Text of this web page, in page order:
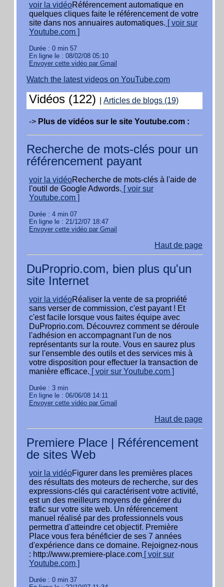
voir la vidéoRéférencement automatique en
quelques cliques faite le référencement de votre
site dans nos annuaires automatiques. [ voir sur
Youtube.com ]
Durée : 0 min 57
En ligne le : 08/02/08 05:10
Envoyer cette vidéo par Gmail
Watch the latest videos on YouTube.com
Vidéos (122) Articles de blogs (19)
-> Plus de vidéos sur le site Youtube.com :
Recherche de mots-clés pour un
référencement payant
voir la vidéoRecherche de mots-clés à l'aide de
l'outil de Google Adwords. [ voir sur
Youtube.com ]
Durée : 4 min 07
En ligne le : 21/12/07 18:47
Envoyer cette vidéo par Gmail
Haut de page
DuProprio.com, bien plus qu'un
site Internet
voir la vidéoRéaliser la vente de sa propriété
sans verser de commission, c'est payant ! Et
c'est facile lorsque vous faites équipe avec
DuProprio.com. Découvrez comment se déroule
l'adhésion en accompagnant l'un de nos
représentants sur la route. Vous en saurez plus
sur l'ensemble des outils et des services mis à
votre disposition pour effectuer la transaction de
manière efficace. [ voir sur Youtube.com ]
Durée : 3 min
En ligne le : 06/06/08 14:11
Envoyer cette vidéo par Gmail
Haut de page
Premiere Place | Référencement
de sites Web
voir la vidéoFigurer dans les premières places
des résultats des moteurs de recherche, sur des
expressions-clés qui caractérisent votre activité,
est un des meilleurs moyens de générer du
trafic sur votre site web. Un référencement
manuel réalisé par des professionnels vous
permettra d'atteindre cet objectif. Première
Place vous fera bénéficier de ses 7 années
d'expérience dans ce domaine. Rejoignez-nous
: http://www.premiere-place.com [ voir sur
Youtube.com ]
Durée : 0 min 37